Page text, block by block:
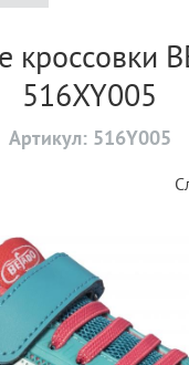
кроссовки
516XY005
Артикул: 516Y005